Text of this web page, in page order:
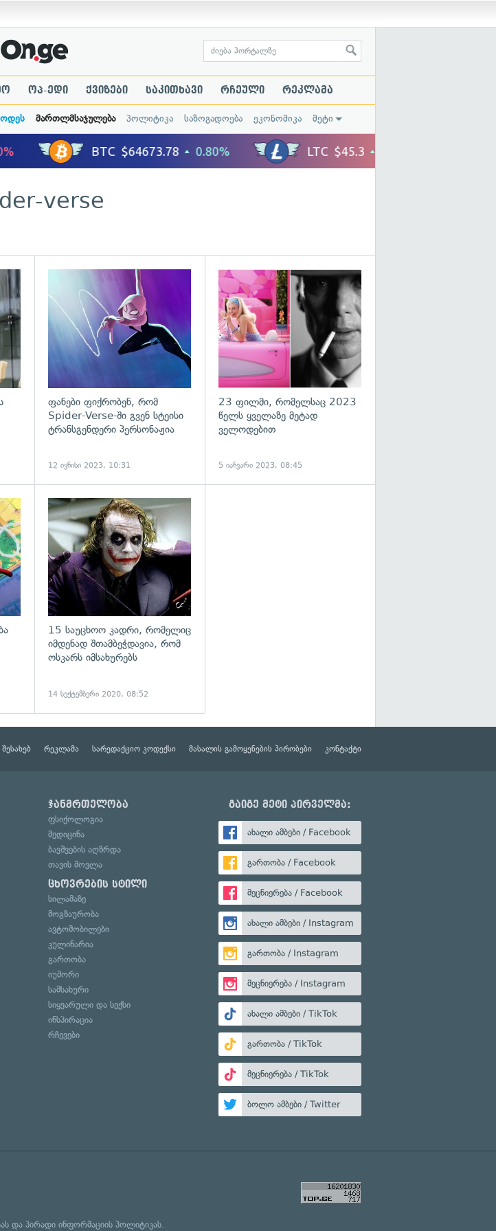
ოპ-ედი ქვიზები საკითხავი რჩეული რეკლამა
მართლმსაჯულება პოლიტიკა საზოგადოება ეკონომიკა მეტი
verse
გადახედვა
ფანები ფიქრობენ, რომ
Spider-Verse-ში გვენ სტეისი
ტრანსგენდერი პერსონაჟია
12 ივნისი 2023, 10:31
23 ფილმი, რომელსაც 2023
წელს ყველაზე მეტად
ველოდებით
5 იანვარი 2023, 08:45
15 საუცხოო კადრი, რომელიც
იმდენად შთამბეჭდავია, რომ
ოსკარს იმსახურებს
14 სექტემბერი 2020, 08:52
რეკლამა სარედაქციო კოდექსი მასალის გამოყენების პირობები კონტაქტი
ჯანმრთელობა
ფსიქოლოგია
მედიცინა
ბავშვების აღზრდა
თავის მოვლა
ცხოვრების სტილი
სილამაზე
მოგზაურობა
ავტომობილები
კულინარია
გართობა
იუმორი
სამსახური
სიყვარული და სექსი
ინსპირაცია
რჩევები
გაიგე მეტი პირველმა:
ახალი ამბები / Facebook
გართობა / Facebook
მეცნიერება / Facebook
ახალი ამბები / Instagram
გართობა / Instagram
მეცნიერება / Instagram
ახალი ამბები / TikTok
გართობა / TikTok
მეცნიერება / TikTok
ბოლო ამბები / Twitter
და პირადი ინფორმაციის პოლიტიკას